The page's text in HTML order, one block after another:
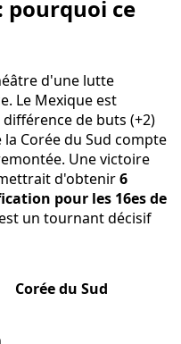
pourquoi ce
d'une lutte
Le Mexique est
de buts (+2)
Corée du Sud compte
Une victoire
d'obtenir6
pour les 16es de
un tournant décisif
Corée du Sud